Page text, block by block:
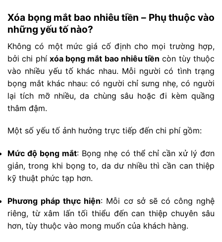
Xóa bọng mắt bao nhiêu tiền – Phụ thuộc vào
những yếu tố nào?
Không có một mức giá cố định cho mọi trường hợp,
bởi chi phí xóa bọng mắt bao nhiêu tiền còn tùy thuộc
vào nhiều yếu tố khác nhau. Mỗi người có tình trạng
bọng mắt khác nhau: có người chỉ sưng nhẹ, có người
lại tích mỡ nhiều, da chùng sâu hoặc đi kèm quầng
thâm đậm.
Một số yếu tố ảnh hưởng trực tiếp đến chi phí gồm:
Mức độ bọng mắt: Bọng nhẹ có thể chỉ cần xử lý đơn
giản, trong khi bọng to, da dư nhiều thì cần can thiệp
kỹ thuật phức tạp hơn.
Phương pháp thực hiện: Mỗi cơ sở sẽ có công nghệ
riêng, từ xâm lấn tối thiểu đến can thiệp chuyên sâu
hơn, tùy thuộc vào mong muốn của khách hàng.